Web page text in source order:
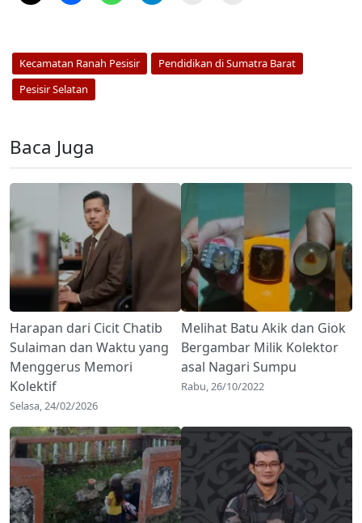
Kecamatan Ranah Pesisir
Pendidikan di Sumatra Barat
Pesisir Selatan
Baca Juga
Harapan dari Cicit Chatib
Sulaiman dan Waktu yang
Menggerus Memori
Kolektif
Selasa, 24/02/2026
Melihat Batu Akik dan Giok
Bergambar Milik Kolektor
asal Nagari Sumpu
Rabu, 26/10/2022